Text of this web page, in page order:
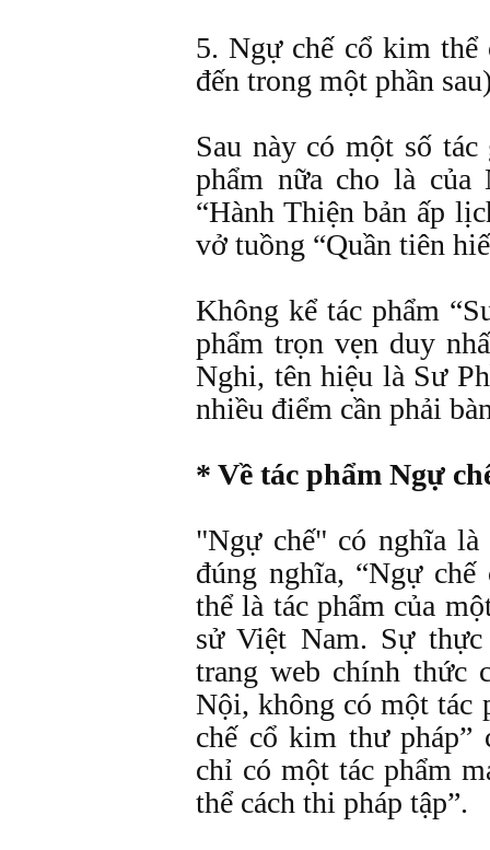
5. Ngự chế cổ kim thể
đến trong một phần
Sau này có một số
phẩm nữa cho là
“Hành Thiện bản ấp
vở tuồng “Quần tiên
Không kể tác phẩm
phẩm trọn vẹn duy
Nghi, tên hiệu là Sư
nhiều điểm cần phải
* Về tác phẩm Ngự
"Ngự chế" có nghĩa
đúng nghĩa, “Ngự
thể là tác phẩm của
sử Việt Nam. Sự
trang web chính thức
Nội, không có một tác
chế cổ kim thư pháp”
chỉ có một tác phẩm
thể cách thi pháp tập”.